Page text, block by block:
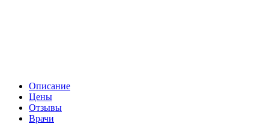
Описание
Цены
Отзывы
Врачи